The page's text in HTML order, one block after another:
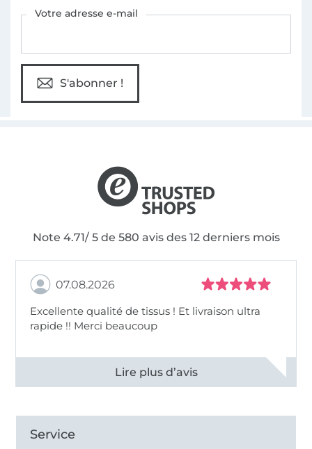
Votre adresse e-mail
S'abonner !
Note 4.71/ 5 de 580 avis des 12 derniers mois
07.08.2026
Excellente qualité de tissus ! Et livraison ultra
rapide !! Merci beaucoup
Voir tous les 11497 commentaires
Service